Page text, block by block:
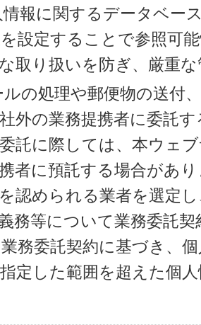
情報に関するデータベー
設定することで参照可
取り扱いを防ぎ、厳重
の処理や郵便物の送付
外の業務提携者に委託
託に際しては、本ウェ
者に預託する場合があ
認められる業者を選定
務等について業務委託
務委託契約に基づき、
定した範囲を超えた個